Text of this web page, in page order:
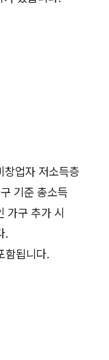
창업자 저소득층
기준 총소득
가구 추가 시
.
함됩니다.